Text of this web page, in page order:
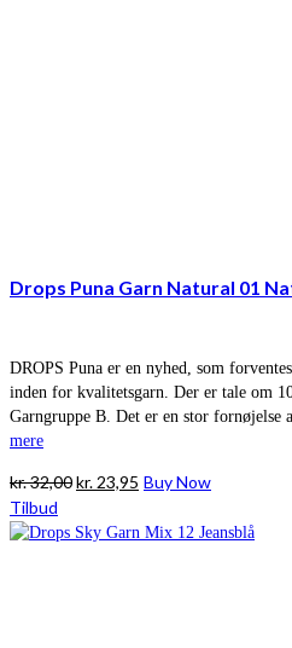
Drops Puna Garn Natural 01
DROPS Puna er en nyhed, som
inden for kvalitetsgarn. Der er tale om
Garngruppe B. Det er en stor
mere
kr.32,00Den
pris
kr. 23,95 Den
pris
Buy Now
Tilbud